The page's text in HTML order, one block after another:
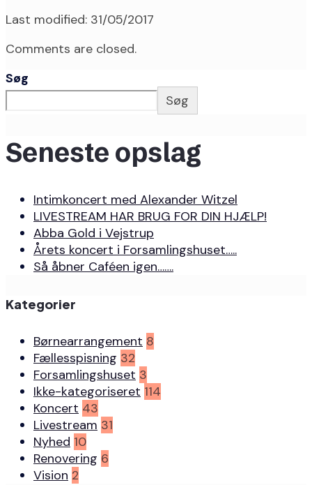
Last modified: 31/05/2017
Comments are closed.
Søg
Søg
Seneste opslag
Intimkoncert med Alexander Witzel
LIVESTREAM HAR BRUG FOR DIN HJÆLP!
Abba Gold i Vejstrup
Årets koncert i Forsamlingshuset…..
Så åbner Caféen igen…….
Kategorier
Børnearrangement 8
Fællesspisning 32
Forsamlingshuset 3
Ikke-kategoriseret 114
Koncert 43
Livestream 31
Nyhed 10
Renovering 6
Vision 2